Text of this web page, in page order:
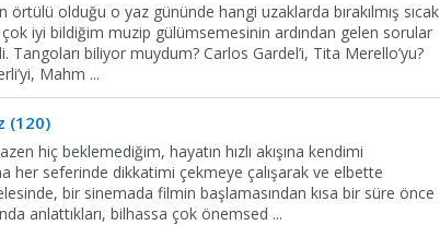
olduğu o yaz gününde hangi uzaklarda bırakılmış sıcak
çok iyi bildiğim muzip gülümsemesinin ardından gelen sorular
biliyor muydum? Carlos Gardel’i, Tita Merello’yu?
Mahm ...
(120)
hiç beklemediğim, hayatın hızlı akışına kendimi
her seferinde dikkatimi çekmeye çalışarak ve elbette
bir sinemada filmin başlamasından kısa bir süre önce
anlattıkları, bilhassa çok önemsed ...